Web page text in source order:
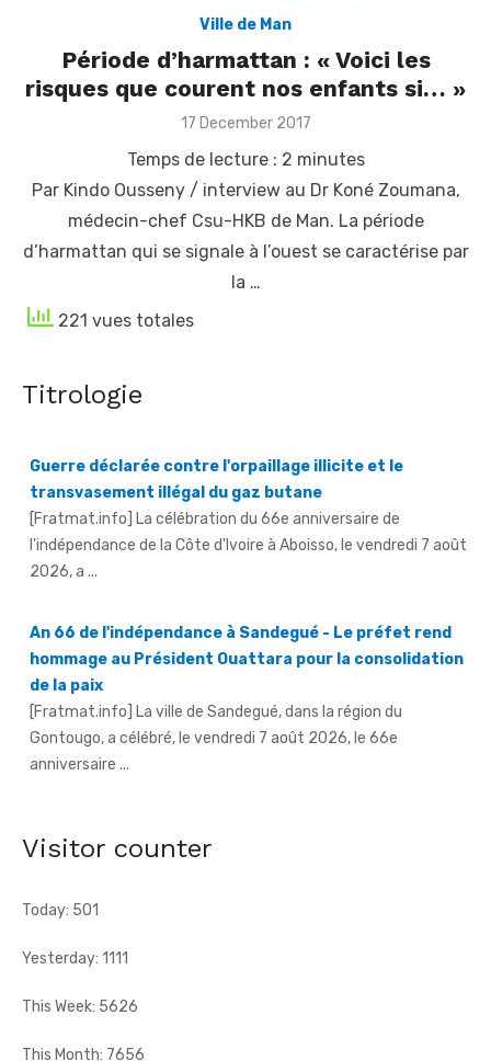
Ville de Man
Période d’harmattan : « Voici les
risques que courent nos enfants si… »
Posted
17 December 2017
Temps de lecture : 2 minutes
Par Kindo Ousseny / interview au Dr Koné Zoumana,
médecin-chef Csu-HKB de Man. La période
d’harmattan qui se signale à l’ouest se caractérise par
la …
221 vues totales
Titrologie
Guerre déclarée contre l'orpaillage illicite et le
transvasement illégal du gaz butane
[Fratmat.info] La célébration du 66e anniversaire de
l'indépendance de la Côte d'Ivoire à Aboisso, le vendredi 7 août
2026, a ...
An 66 de l'indépendance à Sandegué - Le préfet rend
hommage au Président Ouattara pour la consolidation
de la paix
[Fratmat.info] La ville de Sandegué, dans la région du
Gontougo, a célébré, le vendredi 7 août 2026, le 66e
anniversaire ...
terroriste
anniversaire de l'indépendance de la Côte d'Ivoire, le sous-
Visitor counter
Today: 501
Yesterday: 1111
This Week: 5626
This Month: 7656